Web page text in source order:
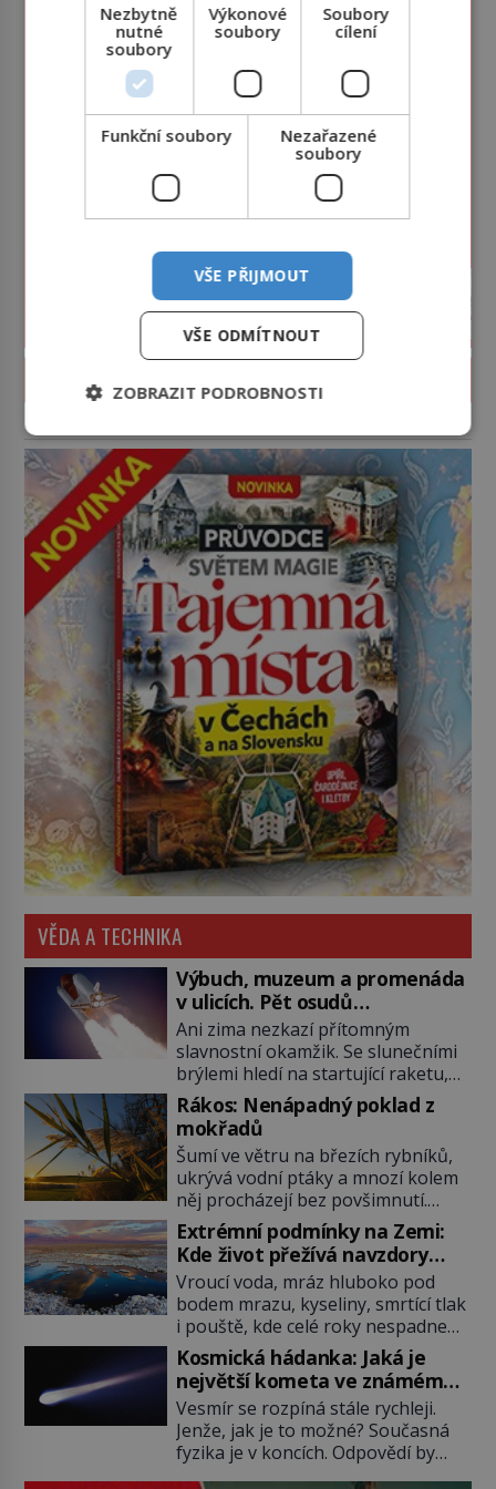
VĚDA A TECHNIKA
Výbuch, muzeum a promenáda
v ulicích. Pět osudů
nejslavnějších raketoplánů
Ani zima nezkazí přítomným
slavnostní okamžik. Se slunečními
brýlemi hledí na startující raketu,
která má do vesmíru vynést kromě
posádky také obyčejnou učitelku.
Po několika sekundách všem
ztuhnou úsměvy, stroj totiž
exploduje. Jejich konstrukce není
z levného kraje, daňové poplatníky
stojí miliardy dolarů. Na druhou
stranu zvládnou jen představitelné
věci. Na malé kousky Název:
Columbia První […]
Rákos: Nenápadný poklad z
mokřadů
Šumí ve větru na březích rybníků,
ukrývá vodní ptáky a mnozí kolem
něj procházejí bez povšimnutí.
Přesto právě rákos pomáhal stavět
domy, vyrábět lodě, zapisovat první
texty a inspiroval řadu pověstí.
Tato skromná, ale užitečná
rostlina provází člověka už tisíce
let. Většina lidí vnímá rákos jen jako
obyčejnou kulisu letního koupání.
Stačí se však podívat […]
Extrémní podmínky na Zemi:
Kde život přežívá navzdory
všemu
Vroucí voda, mráz hluboko pod
bodem mrazu, kyseliny, smrtící tlak
i pouště, kde celé roky nespadne
jediná kapka deště. Na první
pohled místa, kde nemůže
existovat vůbec nic. Přesto právě
tady vědci objevují organismy,
které posouvají hranice života.
Každý nový nález mění naše
představy o tom, co všechno
Kosmická hádanka: Jaká je
největší kometa ve známém
vesmíru?
Vesmír se rozpíná stále rychleji.
Jenže, jak je to možné? Současná
fyzika je v koncích. Odpovědí by
Nezbytně
nutné
soubory
Výkonové
soubory
Soubory
cílení
Funkční soubory
Nezařazené
soubory
VŠE PŘIJMOUT
VŠE ODMÍTNOUT
ZOBRAZIT PODROBNOSTI